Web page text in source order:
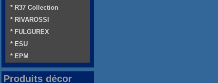
* R37 Collection
* RIVAROSSI
* FULGUREX
* ESU
* EPM
Produits décor